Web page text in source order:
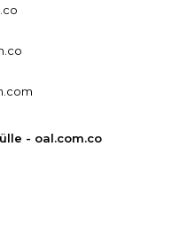
- oal.com.co